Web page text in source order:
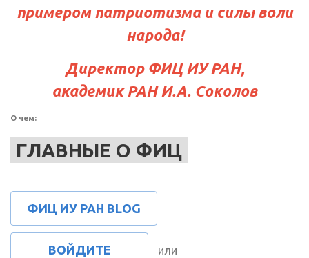
примером патриотизма и силы воли
народа!
Директор ФИЦ ИУ РАН,
академик РАН И.А. Соколов
О чем:
ГЛАВНЫЕ О ФИЦ
ФИЦ ИУ РАН BLOG
ВОЙДИТЕ или